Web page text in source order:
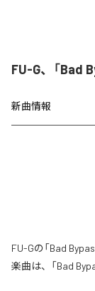
FU-G、「Bad
新曲情報
FU-Gの「Bad
楽曲は、「Bad